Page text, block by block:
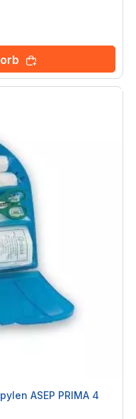
ASEP PRIMA 4